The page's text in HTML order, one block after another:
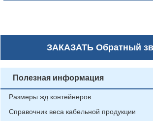
ЗАКАЗАТЬОбратный
Полезная информация
Размеры жд контейнеров
Справочник веса кабельной продукции